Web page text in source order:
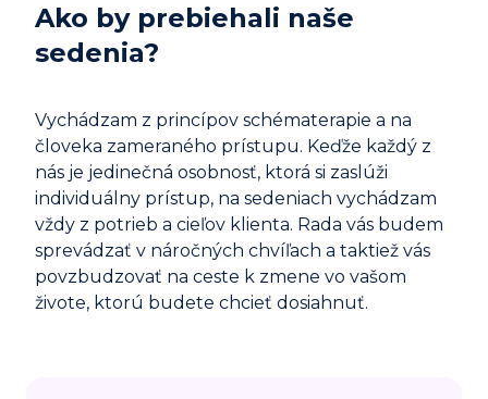
Ako by prebiehali naše
sedenia?
Vychádzam z princípov schématerapie a na
človeka zameraného prístupu. Keďže každý z
nás je jedinečná osobnosť, ktorá si zaslúži
individuálny prístup, na sedeniach vychádzam
vždy z potrieb a cieľov klienta. Rada vás budem
sprevádzať v náročných chvíľach a taktiež vás
povzbudzovať na ceste k zmene vo vašom
živote, ktorú budete chcieť dosiahnuť.